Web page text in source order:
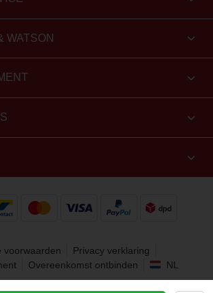
WATSON
voorwaarden
Privacy verklaring
Overeenkomst ontbinden NL